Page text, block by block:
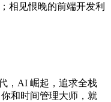
相见恨晚的前端开发利
，AI 崛起，追求全栈
和时间管理大师，就